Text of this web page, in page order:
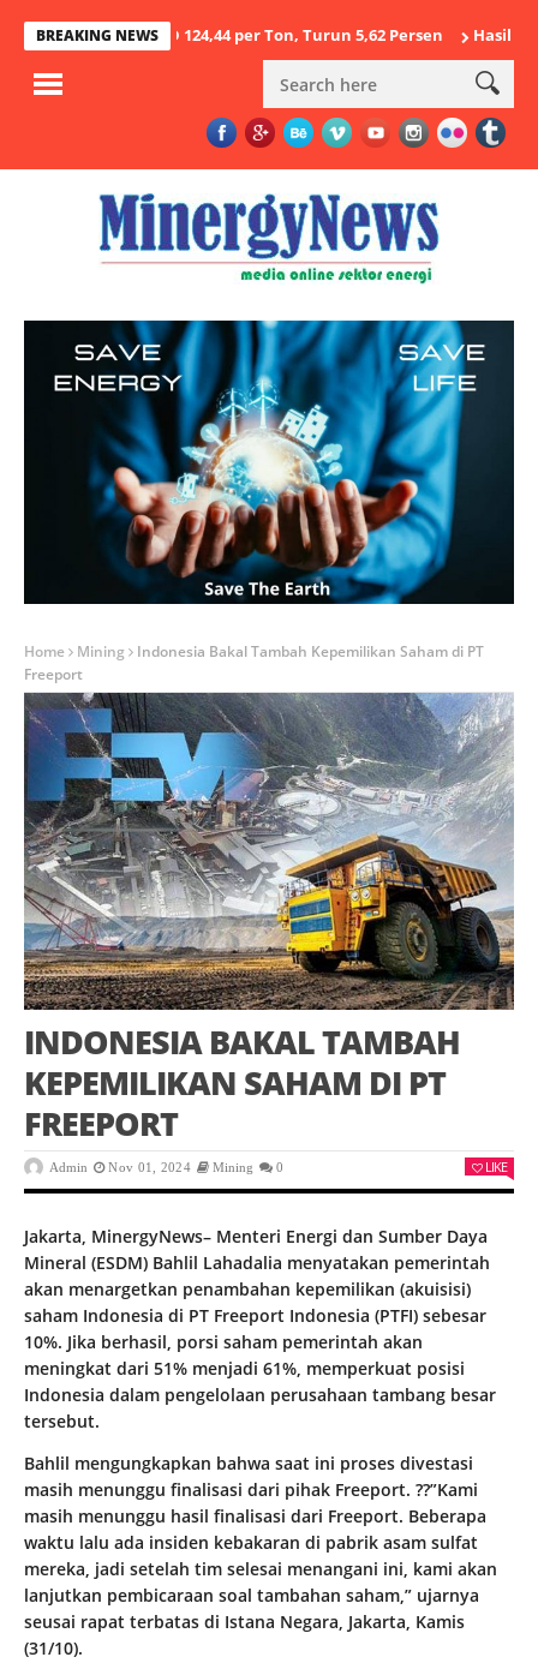
BREAKING NEWS
2026 USD 124,44 per Ton, Turun 5,62 Persen Hasil Penegakan
Home Mining
Indonesia Bakal Tambah Kepemilikan Saham di PT
Freeport
INDONESIA BAKAL TAMBAH
KEPEMILIKAN SAHAM DI PT
FREEPORT
Admin Nov 01, 2024 Mining 0 LIKE
Jakarta, MinergyNews– Menteri Energi dan Sumber Daya
Mineral (ESDM) Bahlil Lahadalia menyatakan pemerintah
akan menargetkan penambahan kepemilikan (akuisisi)
saham Indonesia di PT Freeport Indonesia (PTFI) sebesar
10%. Jika berhasil, porsi saham pemerintah akan
meningkat dari 51% menjadi 61%, memperkuat posisi
Indonesia dalam pengelolaan perusahaan tambang besar
tersebut.
Bahlil mengungkapkan bahwa saat ini proses divestasi
masih menunggu finalisasi dari pihak Freeport. ??”Kami
masih menunggu hasil finalisasi dari Freeport. Beberapa
waktu lalu ada insiden kebakaran di pabrik asam sulfat
mereka, jadi setelah tim selesai menangani ini, kami akan
lanjutkan pembicaraan soal tambahan saham,” ujarnya
seusai rapat terbatas di Istana Negara, Jakarta, Kamis
(31/10).